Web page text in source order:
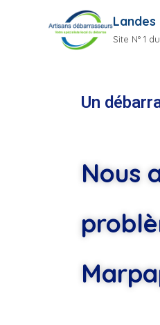
Site N° 1
Un
Nous